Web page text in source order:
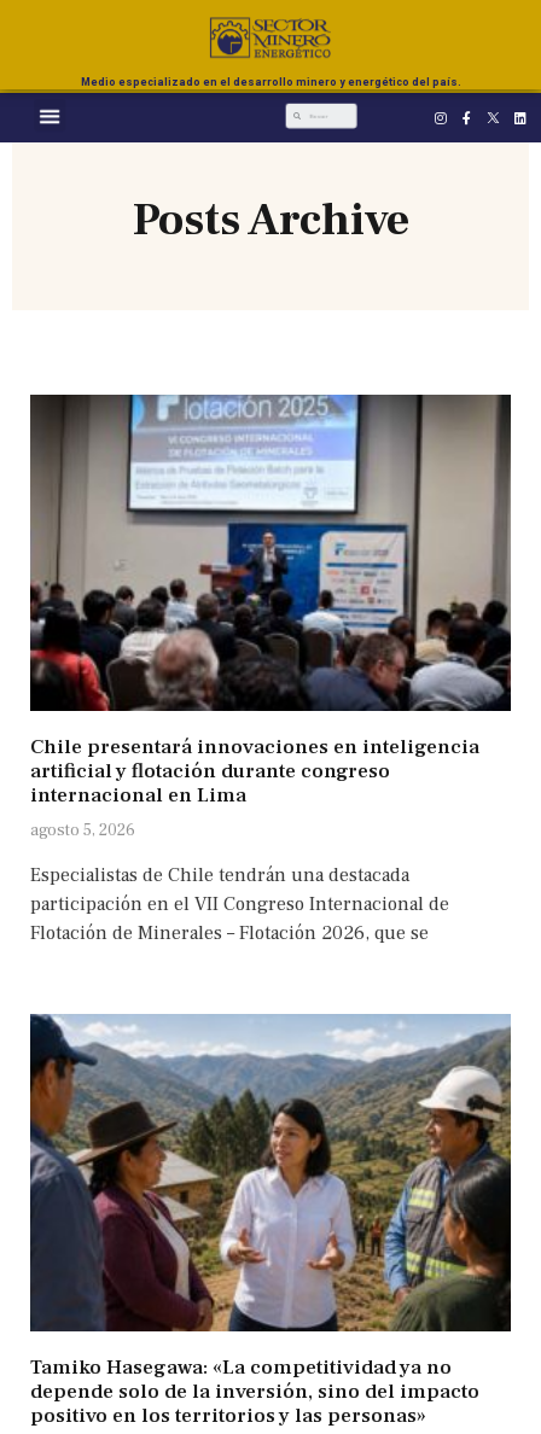
Medio especializado en el desarrollo minero y energético del país.
Posts Archive
Chile presentará innovaciones en inteligencia
artificial y flotación durante congreso
internacional en Lima
agosto 5, 2026
Especialistas de Chile tendrán una destacada
participación en el VII Congreso Internacional de
Flotación de Minerales – Flotación 2026, que se
Tamiko Hasegawa: «La competitividad ya no
depende solo de la inversión, sino del impacto
positivo en los territorios y las personas»